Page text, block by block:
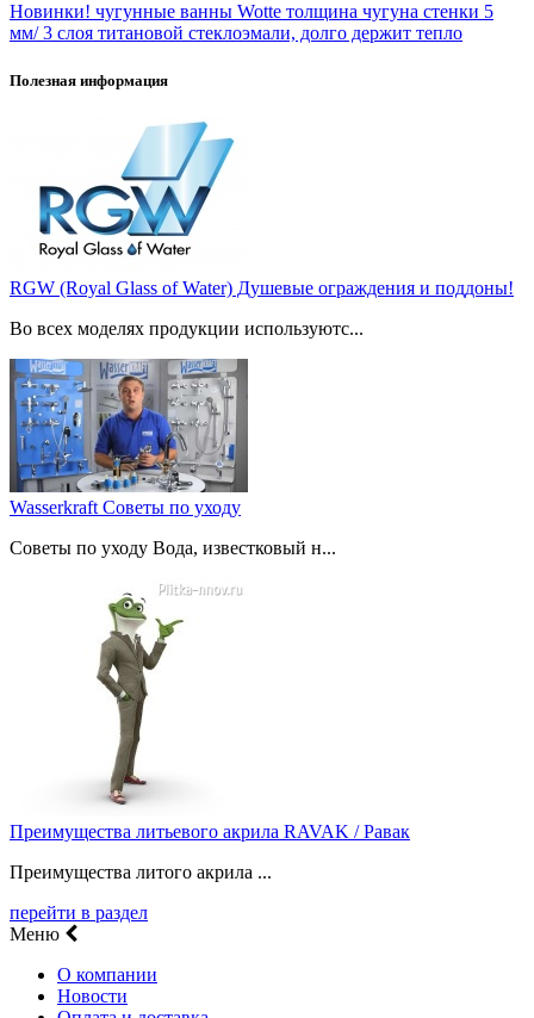
Новинки! чугунные ванны Wotte толщина чугуна стенки 5
мм/ 3 слоя титановой стеклоэмали, долго держит тепло
Полезная информация
RGW (Royal Glass of Water) Душевые ограждения и поддоны!
Во всех моделях продукции используютс...
Wasserkraft Советы по уходу
Советы по уходу Вода, известковый н...
Преимущества литьевого акрила RAVAK / Равак
Преимущества литого акрила ...
перейти в раздел
Меню
О компании
Новости